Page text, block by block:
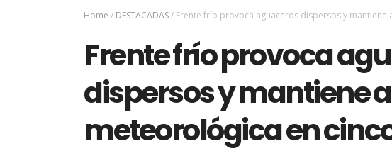
Home / DESTACADAS/ Frente frío provoca aguaceros dispersos y
Frente frío provoca
dispersos y mantiene
meteorológica en